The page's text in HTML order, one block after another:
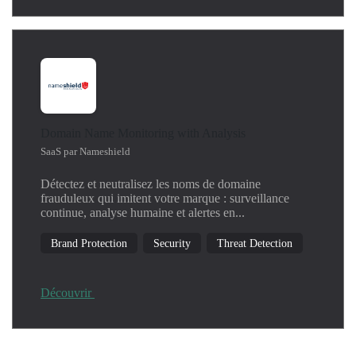
SaaS par Nameshield
Détectez et neutralisez les noms de domaine
frauduleux qui imitent votre marque : surveillance
continue, analyse humaine et alertes en...
Brand Protection Security Threat Detection
Découvrir